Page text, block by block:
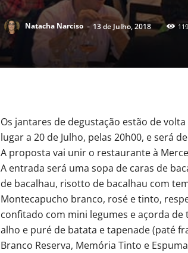
Natacha Narciso - 13 de Julho, 2018
Os jantares de degustação estão de
lugar a 20 de Julho, pelas 20h00, e será
A proposta vai unir o restaurante à
A entrada será uma sopa de caras de
de bacalhau, risotto de bacalhau com
Montecapucho branco, rosé e tinto,
confitado com mini legumes e açorda
alho e puré de batata e tapenade (paté
Branco Reserva, Memória Tinto e